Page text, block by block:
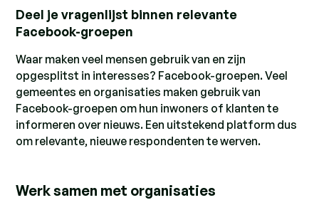
Deel je vragenlijst binnen relevante
Facebook-groepen
Waar maken veel mensen gebruik van en zijn
opgesplitst in interesses? Facebook-groepen. Veel
gemeentes en organisaties maken gebruik van
Facebook-groepen om hun inwoners of klanten te
informeren over nieuws. Een uitstekend platform dus
om relevante, nieuwe respondenten te werven.
Werk samen met organisaties